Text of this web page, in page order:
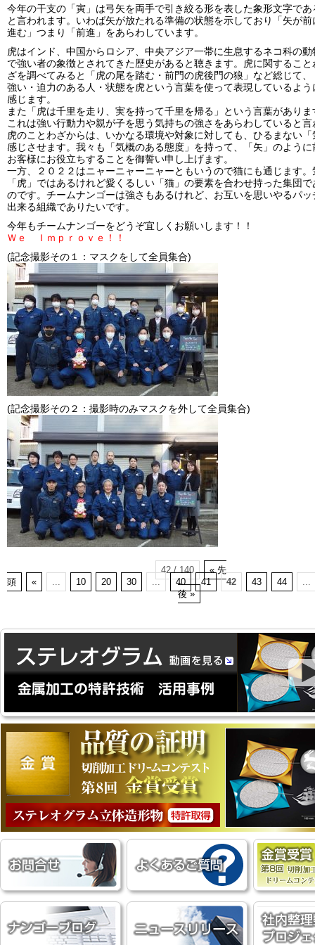
今年の干支の「寅」は弓矢を両手で引き絞る形を表した象形文字であ
と言われます。いわば矢が放たれる準備の状態を示しており「矢が前
進む」つまり「前進」をあらわしています。
虎はインド、中国からロシア、中央アジア一帯に生息するネコ科の動
で強い者の象徴とされてきた歴史があると聴きます。虎に関すること
ざを調べてみると「虎の尾を踏む・前門の虎後門の狼」など総じて、
強い・迫力のある人・状態を虎という言葉を使って表現しているよう
感じます。
また「虎は千里を走り、実を持って千里を帰る」という言葉がありま
これは強い行動力や親が子を思う気持ちの強さをあらわしていると
虎のことわざからは、いかなる環境や対象に対しても、ひるまない「
感じさせます。我々も「気概のある態度」を持って、「矢」のように
お客様にお役立ちすることを御誓い申し上げます。
一方、２０２２はニャーニャーニャーともいうので猫にも通じます。
「虎」ではあるけれど愛くるしい「猫」の要素を合わせ持った集団
のです。チームナンゴーは強さもあるけれど、お互いを思いやるパッ
出来る組織でありたいです。
今年もチームナンゴーをどうぞ宜しくお願いします！！
Ｗｅ Ｉｍｐｒｏｖｅ！！
(記念撮影その１：マスクをして全員集合)
(記念撮影その２：撮影時のみマスクを外して全員集合)
42 / 140
« 先
頭
« ... 10 20 30 ... 40 41 42 43 44
...
後 »